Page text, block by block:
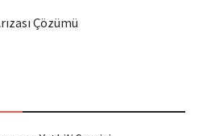
Çözümü